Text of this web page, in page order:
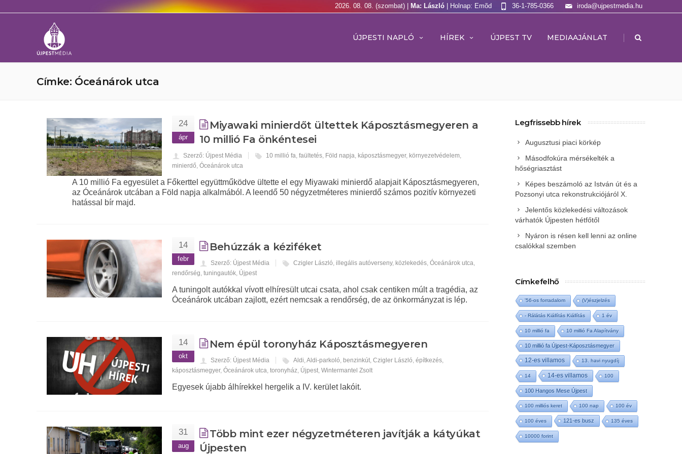
2026. 08. 08. (szombat) | Ma: László | Holnap: Emõd iroda@ujpestmedia.hu
36-1-785-0366
ÚJPESTI NAPLÓ HÍREK ÚJPEST TV MEDIAAJÁNLAT |
Címke: Óceánárok utca
24
ápr
Miyawaki minierdőt ültettek Káposztásmegyeren a
10 millió Fa önkéntesei
Szerző: Újpest Média 10 millió fa,faültetés, Föld napja, káposztásmegyer, környezetvédelem,
minierdő,Óceánárok utca
A 10 millió Fa egyesület a Főkerttel együttműködve ültette el egy Miyawaki minierdő alapjait Káposztásmegyeren,
az Óceánárok utcában a Föld napja alkalmából. A leendő 50 négyzetméteres minierdő számos pozitív környezeti
hatással bír majd.
14
febr
Behúzzák a kéziféket
Szerző: Újpest Média Czigler László,illegális autóverseny, közlekedés,Óceánárok utca,
rendőrség,tuningautók, Újpest
A tuningolt autókkal vívott elhíresült utcai csata, ahol csak centiken múlt a tragédia, az
Óceánárok utcában zajlott, ezért nemcsak a rendőrség, de az önkormányzat is lép.
14
okt
Nem épül toronyház Káposztásmegyeren
Szerző: Újpest Média Aldi,Aldi-parkoló, benzinkút,Czigler László,építkezés,
káposztásmegyer,Óceánárok utca,toronyház, Újpest,Wintermantel Zsolt
Egyesek újabb álhírekkel hergelik a IV. kerület lakóit.
31
aug
Több mint ezer négyzetméteren javítják a kátyúkat
Újpesten
Legfrissebb hírek
Augusztusi piaci körkép
Másodfokúra mérsékelték a
hőségriasztást
Képes beszámoló az István út és a
Pozsonyi utca rekonstrukciójáról X.
Jelentős közlekedési változások
várhatók Újpesten hétfőtől
Nyáron is résen kell lenni az online
csalókkal szemben
Címkefelhő
'56-os forradalom (V)észjelzés
- Rálátás Kiállítás Kiállítás 1 év
10 millió fa 10 millió Fa Alapítvány
10 millió fa Újpest-Káposztásmegyer
12-es villamos 13. havi nyugdíj
14 14-es villamos 100
100 Hangos Mese Újpest
100 milliós keret 100 nap 100 év
100 éves 121-es busz 135 éves
10000 forint